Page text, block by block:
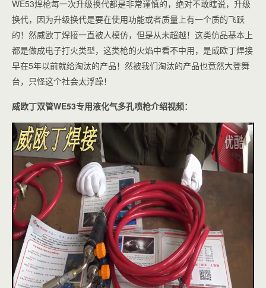
WE53焊枪每一次升级换代都是非常谨慎的，绝对不敢瞎说，升级
换代，因为升级换代是要在使用功能或者质量上有一个质的飞跃
的！然威欧丁焊接一直被人模仿，但是从未超越！这类仿品基本上
都是做成电子打火类型，这类枪的火焰中看不中用，是威欧丁焊接
早在5年以前就给淘汰的产品！然被我们淘汰的产品也竟然大登舞
台，只怪这个社会太浮躁！
威欧丁双管WE53专用液化气多孔喷枪介绍视频：